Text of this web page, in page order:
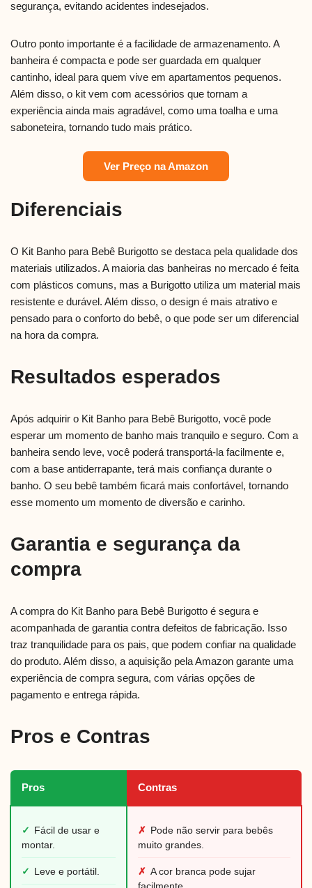
segurança, evitando acidentes indesejados.
Outro ponto importante é a facilidade de armazenamento. A
banheira é compacta e pode ser guardada em qualquer
cantinho, ideal para quem vive em apartamentos pequenos.
Além disso, o kit vem com acessórios que tornam a
experiência ainda mais agradável, como uma toalha e uma
saboneteira, tornando tudo mais prático.
Ver Preço na Amazon
Diferenciais
O Kit Banho para Bebê Burigotto se destaca pela qualidade dos
materiais utilizados. A maioria das banheiras no mercado é feita
com plásticos comuns, mas a Burigotto utiliza um material mais
resistente e durável. Além disso, o design é mais atrativo e
pensado para o conforto do bebê, o que pode ser um diferencial
na hora da compra.
Resultados esperados
Após adquirir o Kit Banho para Bebê Burigotto, você pode
esperar um momento de banho mais tranquilo e seguro. Com a
banheira sendo leve, você poderá transportá-la facilmente e,
com a base antiderrapante, terá mais confiança durante o
banho. O seu bebê também ficará mais confortável, tornando
esse momento um momento de diversão e carinho.
Garantia e segurança da
compra
A compra do Kit Banho para Bebê Burigotto é segura e
acompanhada de garantia contra defeitos de fabricação. Isso
traz tranquilidade para os pais, que podem confiar na qualidade
do produto. Além disso, a aquisição pela Amazon garante uma
experiência de compra segura, com várias opções de
pagamento e entrega rápida.
Pros e Contras
Pros Contras
✓
Fácil de usar e
montar.
✓ Leve e portátil.
✗ Pode não servir para bebês
muito grandes.
✗ A cor branca pode sujar